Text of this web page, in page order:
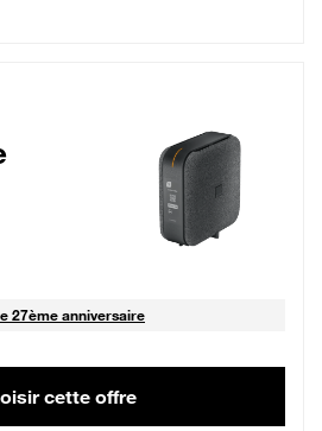
puis 49,99 € par mois, Sans engagement
27ème anniversaire
cette offre